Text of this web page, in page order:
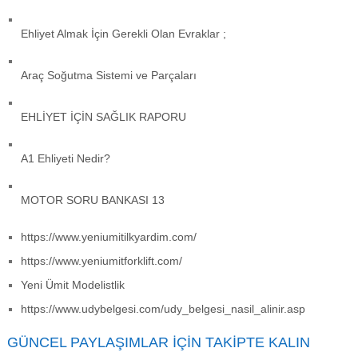
Ehliyet Almak İçin Gerekli Olan Evraklar ;
Araç Soğutma Sistemi ve Parçaları
EHLİYET İÇİN SAĞLIK RAPORU
A1 Ehliyeti Nedir?
MOTOR SORU BANKASI 13
https://www.yeniumitilkyardim.com/
https://www.yeniumitforklift.com/
Yeni Ümit Modelistlik
https://www.udybelgesi.com/udy_belgesi_nasil_alinir.asp
GÜNCEL PAYLAŞIMLAR İÇIN TAKIPTE KALIN